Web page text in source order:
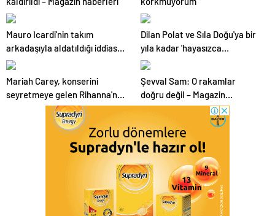
Mauro Icardi'nin takım
arkadaşıyla aldatıldığı iddiası –
Magazin haberleri
Dilan Polat ve Sıla Doğu'ya bir
yıla kadar 'hayasızca
hareketler' suçundan hapis
Magazin Haberleri
Mariah Carey, konserini
seyretmeye gelen Rihanna'nın
göğsüne imzasını attı –
magazin haberleri
Şevval Sam: O rakamlar
doğru değil – Magazin
haberleri